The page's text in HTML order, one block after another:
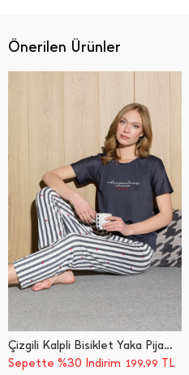
Önerilen Ürünler
Çizgili Kalpli Bisiklet Yaka Pijama Takımı
Sepette %30 İndirim 199,99 TL